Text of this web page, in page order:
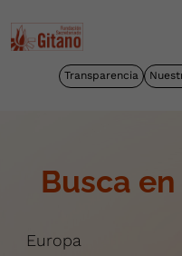
Transparencia
Busca